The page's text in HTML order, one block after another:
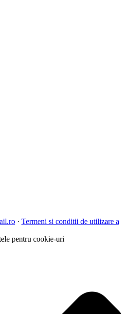
· Termeni si conditii de utilizare a
pentru cookie-uri